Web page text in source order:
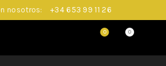
nosotros: +34 653 99 11 26
0 0